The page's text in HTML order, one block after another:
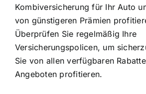
Kombiversicherung für Ihr Auto
von günstigeren Prämien
Überprüfen Sie regelmäßig Ihre
Versicherungspolicen, um
Sie von allen verfügbaren
Angeboten profitieren.